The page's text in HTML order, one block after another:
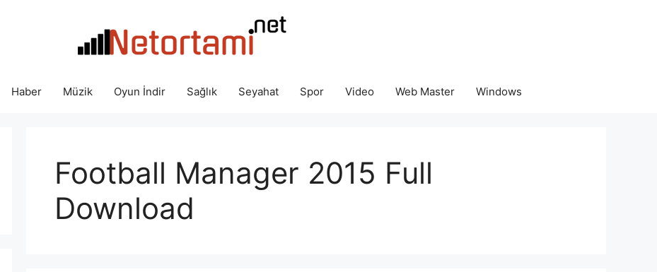
Haber Müzik Oyun İndir Sağlık Seyahat Spor Video Web Master Windows
Football Manager 2015 Full
Download